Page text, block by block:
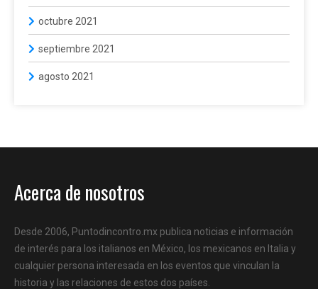
octubre 2021
septiembre 2021
agosto 2021
Acerca de nosotros
Desde 2006, Puntodincontro.mx publica noticias e información
de interés para los italianos en México, los mexicanos en Italia y
cualquier persona interesada en los eventos que vinculan la
historia y las relaciones de estos dos países.